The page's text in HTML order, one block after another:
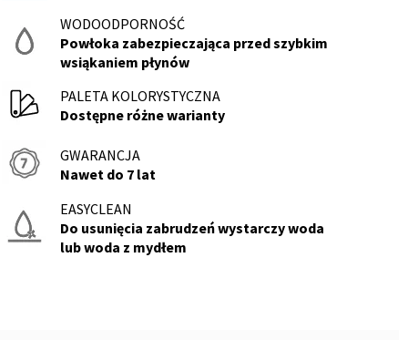
WODOODPORNOŚĆ
Powłoka zabezpieczająca przed szybkim
wsiąkaniem płynów
PALETA KOLORYSTYCZNA
Dostępne różne warianty
GWARANCJA
Nawet do 7 lat
NÓŻKI
litego
drewna
EASYCLEAN
Do usunięcia zabrudzeń wystarczy woda
lub woda z mydłem